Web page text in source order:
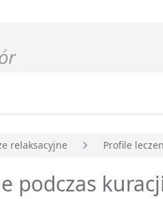
relaksacyjne Profile
podczas